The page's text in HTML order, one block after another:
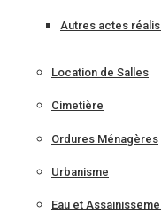
Autres actes
Location de Salles
Cimetière
Ordures Ménagères
Urbanisme
Eau et